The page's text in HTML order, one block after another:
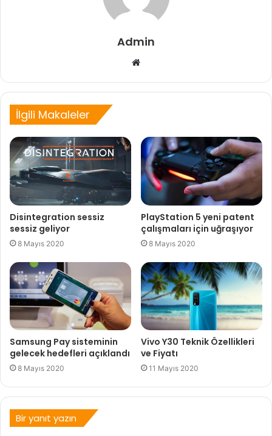
Admin
Web
İlgili Makaleler
Disintegration sessiz
sessiz geliyor
8 Mayıs 2020
PlayStation 5 yeni patent
çalışmaları için uğraşıyor
8 Mayıs 2020
Samsung Pay sisteminin
gelecek hedefleri açıklandı
8 Mayıs 2020
Vivo Y30 Teknik Özellikleri
ve Fiyatı
11 Mayıs 2020
Bir yanıt yazın